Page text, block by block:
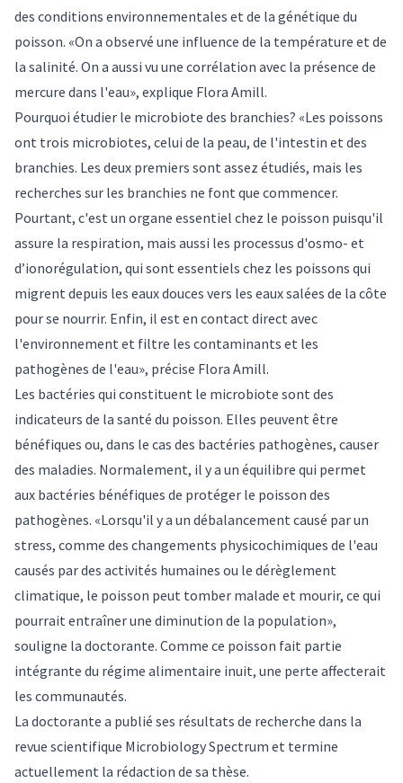
des conditions environnementales et de la génétique du
poisson. «On a observé une influence de la température et de
la salinité. On a aussi vu une corrélation avec la présence de
mercure dans l'eau», explique Flora Amill.
Pourquoi étudier le microbiote des branchies? «Les poissons
ont trois microbiotes, celui de la peau, de l'intestin et des
branchies. Les deux premiers sont assez étudiés, mais les
recherches sur les branchies ne font que commencer.
Pourtant, c'est un organe essentiel chez le poisson puisqu'il
assure la respiration, mais aussi les processus d'osmo- et
d’ionorégulation, qui sont essentiels chez les poissons qui
migrent depuis les eaux douces vers les eaux salées de la côte
pour se nourrir. Enfin, il est en contact direct avec
l'environnement et filtre les contaminants et les
pathogènes de l'eau», précise Flora Amill.
Les bactéries qui constituent le microbiote sont des
indicateurs de la santé du poisson. Elles peuvent être
bénéfiques ou, dans le cas des bactéries pathogènes, causer
des maladies. Normalement, il y a un équilibre qui permet
aux bactéries bénéfiques de protéger le poisson des
pathogènes. «Lorsqu'il y a un débalancement causé par un
stress, comme des changements physicochimiques de l'eau
causés par des activités humaines ou le dérèglement
climatique, le poisson peut tomber malade et mourir, ce qui
pourrait entraîner une diminution de la population»,
souligne la doctorante. Comme ce poisson fait partie
intégrante du régime alimentaire inuit, une perte affecterait
les communautés.
La doctorante a publié ses résultats de recherche dans la
revue scientifique Microbiology Spectrum et termine
actuellement la rédaction de sa thèse.